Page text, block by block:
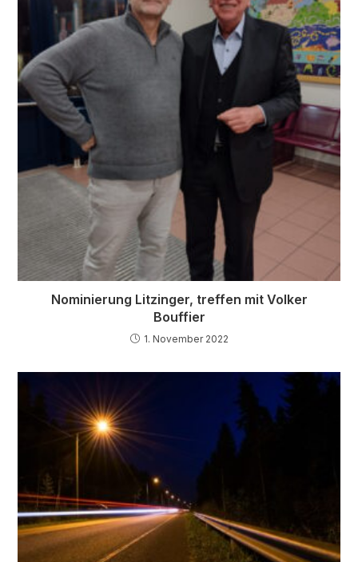
Nominierung Litzinger, treffen mit Volker
Bouffier
1. November 2022